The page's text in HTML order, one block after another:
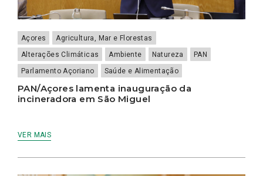
Açores
Agricultura, Mar e Florestas
Alterações Climáticas
Ambiente Natureza
PAN
Parlamento Açoriano
Saúde e Alimentação
PAN/Açores lamenta inauguração da
incineradora em São Miguel
VER MAIS